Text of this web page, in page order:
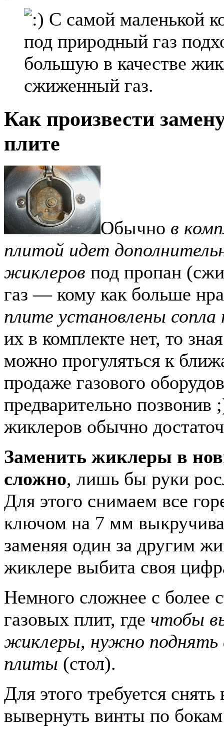
С самой маленькой
под природный газ
большую в качестве
сжиженный газ.
Как произвести
плите
Обычно в
плитой идет
жиклеров под пропан
газ — кому как больше
плите установлены
их в комплекте нет, то
можно прогуляться к
продаже газового
предварительно позвонив
жиклеров обычно
Заменить жиклеры в
сложно, лишь бы руки
Для этого снимаем все
ключом на 7 мм
заменяя один за другим
жиклере выбита своя
Немного сложнее с более
газовых плит, где чтобы
жиклеры, нужно поднять
плиты (стол).
Для этого требуется снять
вывернуть винты по